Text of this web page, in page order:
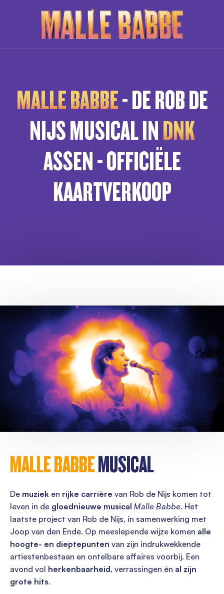
MALLE BABBE- DE ROB DE
NIJS MUSICAL INDNK
ASSEN - OFFICIËLE
KAARTVERKOOP
MALLE BABBEMUSICAL
De muziek en rijke carrière van Rob de Nijs komen tot
leven in de gloednieuwe musical Malle Babbe. Het
laatste project van Rob de Nijs, in samenwerking met
Joop van den Ende. Op meeslepende wijze komen alle
hoogte- en dieptepunten van zijn indrukwekkende
artiestenbestaan en ontelbare affaires voorbij. Een
avond vol herkenbaarheid, verrassingen én al zijn
grote hits.